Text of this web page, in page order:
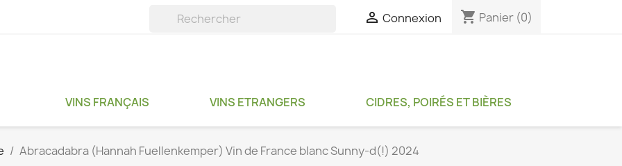
 Connexion shopping_cart Panier (0)
VINS FRANÇAIS VINS ETRANGERS CIDRES, POIRÉS ET BIÈRES
Abracadabra (Hannah Fuellenkemper) Vin de France blanc Sunny-d(!) 2024